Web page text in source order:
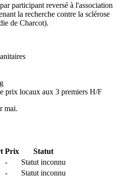
participant reversé à l'association
la recherche contre la sclérose
de Charcot).
prix locaux aux 3 premiers H/F
mai.
Prix
Statut
-
Statut inconnu
-
Statut inconnu